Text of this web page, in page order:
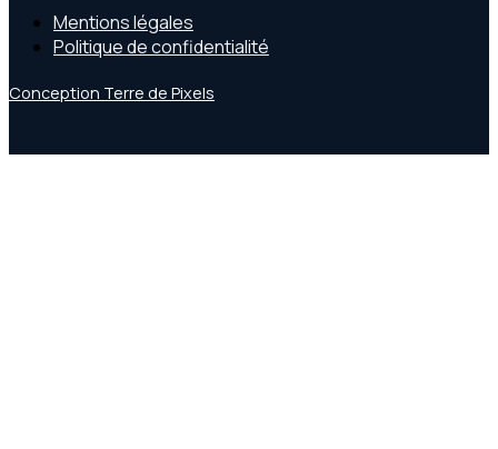
Mentions légales
Politique de confidentialité
Conception Terre de Pixels